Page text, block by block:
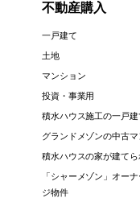
不動産購入
一戸建て
土地
マンション
投資・事業用
積水ハウス施工の一戸
グランドメゾンの中古マ
積水ハウスの家が建て
「シャーメゾン」オー
ジ物件